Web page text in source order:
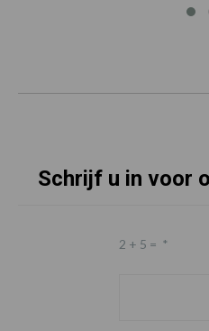
Schrijf u in voor
2 + 5 = *